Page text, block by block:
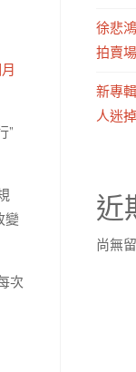
”
變
次
徐悲
拍賣
新專
人迷
近
尚無